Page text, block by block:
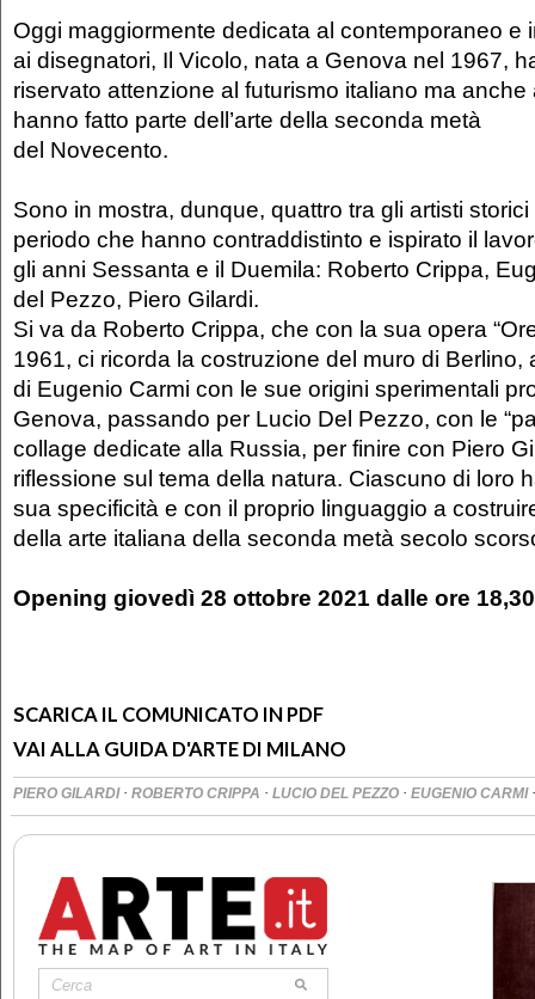
Oggi maggiormente dedicata al contemporaneo e
ai disegnatori, Il Vicolo, nata a Genova nel 1967,
riservato attenzione al futurismo italiano ma anche
hanno fatto parte dell’arte della seconda metà
del Novecento.
Sono in mostra, dunque, quattro tra gli artisti
periodo che hanno contraddistinto e ispirato il
gli anni Sessanta e il Duemila: Roberto Crippa,
del Pezzo, Piero Gilardi.
Si va da Roberto Crippa, che con la sua opera
1961, ci ricorda la costruzione del muro di Berlino,
di Eugenio Carmi con le sue origini sperimentali
Genova, passando per Lucio Del Pezzo, con le
collage dedicate alla Russia, per finire con Piero
riflessione sul tema della natura. Ciascuno di loro
sua specificità e con il proprio linguaggio a
della arte italiana della seconda metà secolo
Opening giovedì 28 ottobre 2021 dalle ore
SCARICA IL COMUNICATO IN PDF
VAI ALLA GUIDA D'ARTE DI MILANO
PIERO GILARDI · ROBERTO CRIPPA · LUCIO DEL PEZZO · EUGENIO CARMI ·